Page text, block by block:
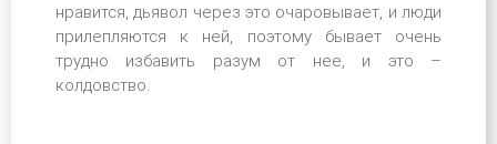
нравится, дьявол через это очаровывает, и люди
прилепляются к ней, поэтому бывает очень
трудно избавить разум от нее, и это –
колдовство.